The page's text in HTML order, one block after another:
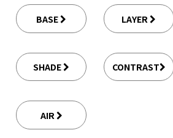
BASE LAYER
SHADE CONTRAST
AIR